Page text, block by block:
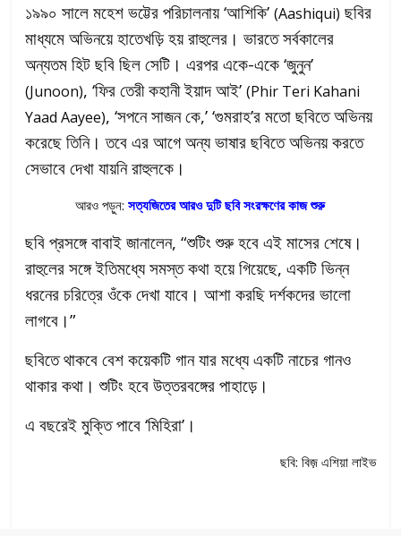
১৯৯০ সালে মহেশ ভট্টের পরিচালনায় ‘আশিকি’(Aashiqui) ছবির
মাধ্যমে অভিনয়ে হাতেখড়ি হয় রাহুলের। ভারতে সর্বকালের
অন্যতম হিট ছবি ছিল সেটি। এরপর একে-একে ‘জুনুন’
(Junoon), ‘ফির তেরী কহানী ইয়াদ আই’(Phir Teri Kahani
Yaad Aayee), ‘সপনে সাজন কে,’ ‘গুমরাহ’র মতো ছবিতে অভিনয়
করেছে তিনি। তবে এর আগে অন্য ভাষার ছবিতে অভিনয় করতে
সেভাবে দেখা যায়নি রাহুলকে।
আরও পড়ুন:সত্যজিতের আরও দুটি ছবি সংরক্ষণের কাজ শুরু
ছবি প্রসঙ্গে বাবাই জানালেন, “শুটিং শুরু হবে এই মাসের শেষে।
রাহুলের সঙ্গে ইতিমধ্যে সমস্ত কথা হয়ে গিয়েছে, একটি ভিন্ন
ধরনের চরিত্রে ওঁকে দেখা যাবে। আশা করছি দর্শকদের ভালো
লাগবে।”
ছবিতে থাকবে বেশ কয়েকটি গান যার মধ্যে একটি নাচের গানও
থাকার কথা। শুটিং হবে উত্তরবঙ্গের পাহাড়ে।
এ বছরেই মুক্তি পাবে ‘মিহিরা’।
ছবি: বিজ় এশিয়া লাইভ